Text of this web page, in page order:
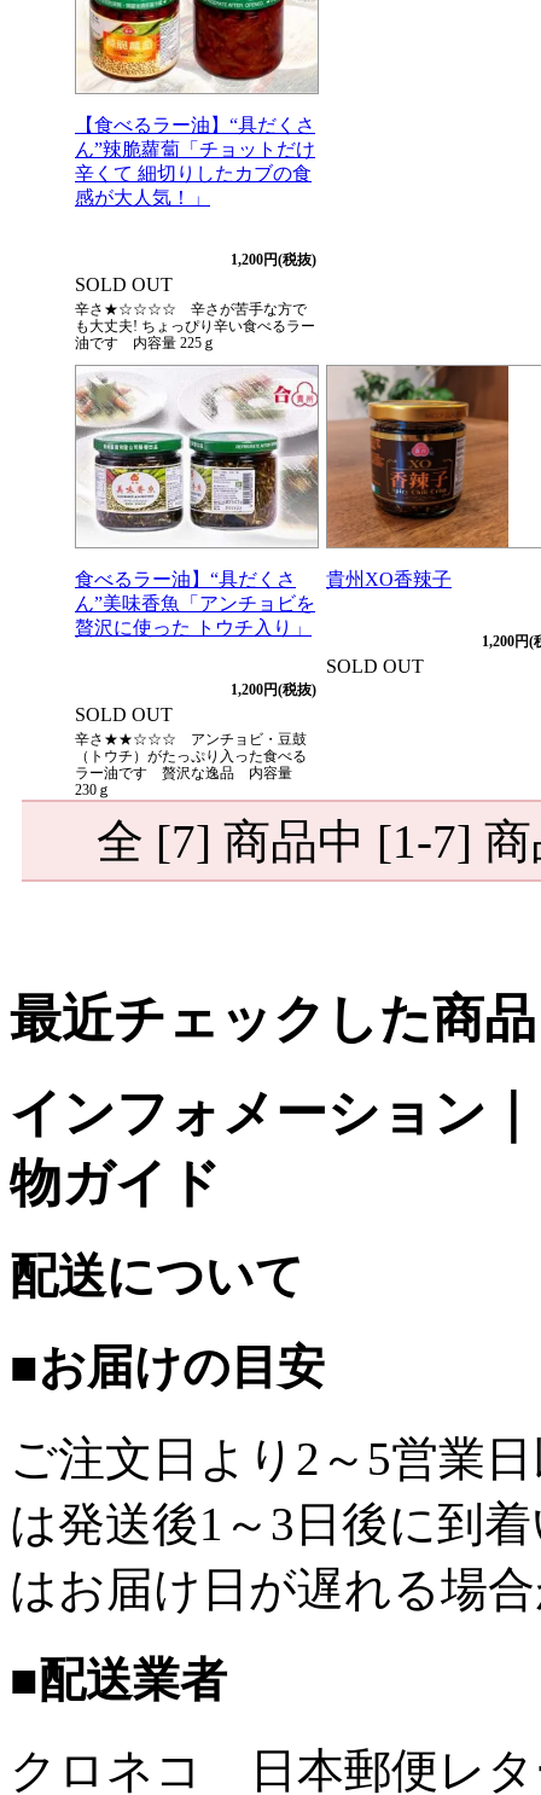
【食べるラー油】“具だくさ
ん”辣脆蘿蔔「チョットだけ
辛くて 細切りしたカブの食
感が大人気！」
1,200円(税抜)
SOLD OUT
辛さ★☆☆☆☆ 辛さが苦手な方で
も大丈夫! ちょっぴり辛い食べるラー
油です 内容量 225ｇ
食べるラー油】“具だくさ
ん”美味香魚「アンチョビを
贅沢に使った トウチ入り」
1,200円(税抜)
SOLD OUT
辛さ★★☆☆☆ アンチョビ・豆鼓
（トウチ）がたっぷり入った食べる
ラー油です 贅沢な逸品 内容量
230ｇ
貴州XO香辣子
1,200円(
SOLD OUT
全 [7] 商品中 [1-7]
最近チェックした商品
インフォメーション
物ガイド
配送について
■お届けの目安
ご注文日より2～5営業
は発送後1～3日後に到
はお届け日が遅れる場
■配送業者
クロネコ 日本郵便レ